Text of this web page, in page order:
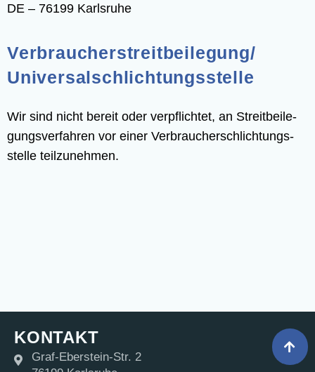
DE – 76199 Karlsruhe
Verbraucher­streit­beilegung/​
Universal­schlichtungs­stelle
Wir sind nicht bereit oder ver­pflich­tet, an Streit­bei­le­
gungs­ver­fah­ren vor einer Ver­brau­cher­schlich­tungs­
stel­le teilzunehmen.
KONTAKT
Graf-Eberstein-Str. 2